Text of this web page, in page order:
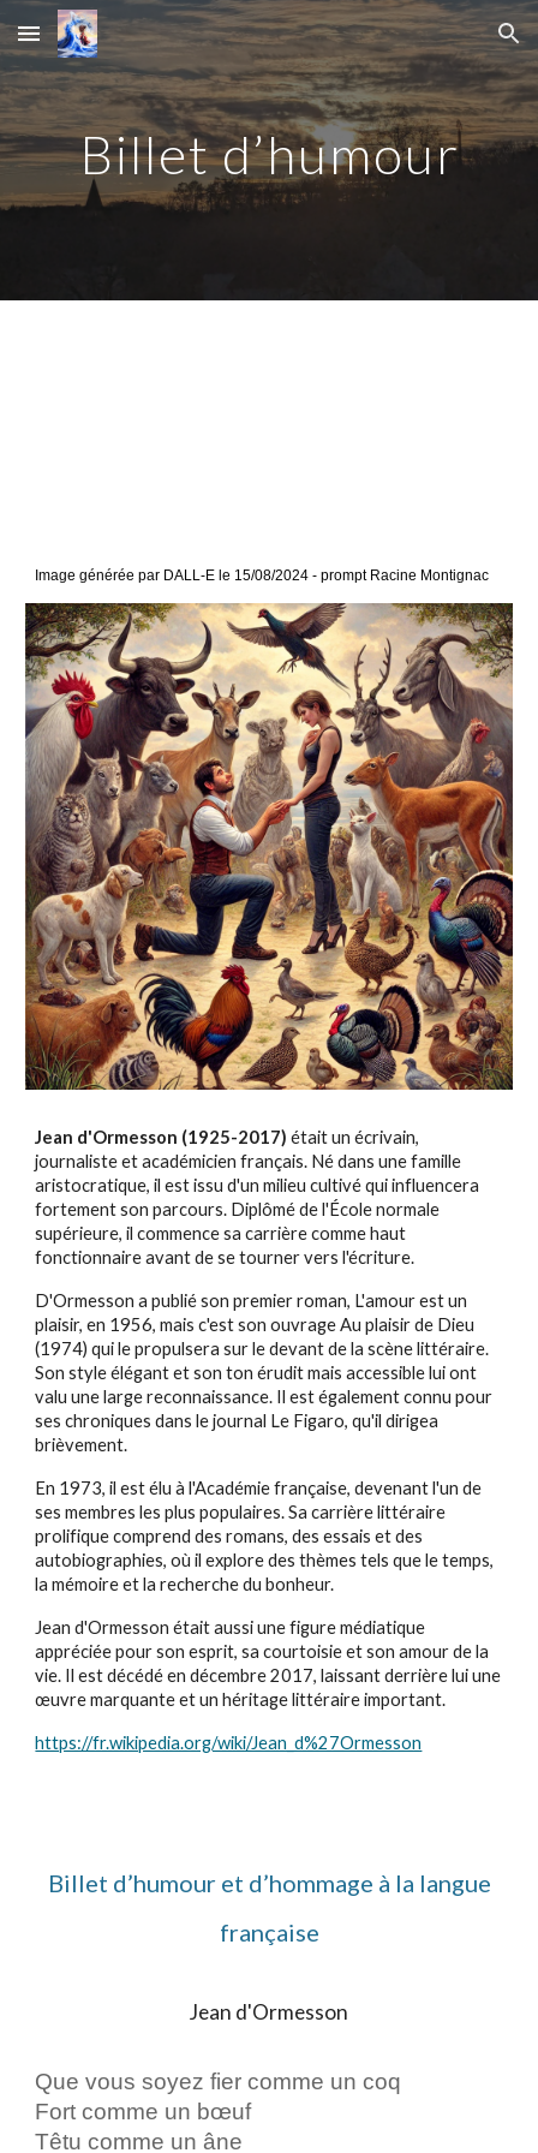
Skip to main content Skip to navigation
Billet d’humour
Image générée par DALL-E le 15/08/2024 - prompt Racine Montignac
Jean d'Ormesson (1925-2017)était un écrivain,
journaliste et académicien français. Né dans une famille
aristocratique, il est issu d'un milieu cultivé qui influencera
fortement son parcours. Diplômé de l'École normale
supérieure, il commence sa carrière comme haut
fonctionnaire avant de se tourner vers l'écriture.
D'Ormesson a publié son premier roman, L'amour est un
plaisir, en 1956, mais c'est son ouvrage Au plaisir de Dieu
(1974) qui le propulsera sur le devant de la scène littéraire.
Son style élégant et son ton érudit mais accessible lui ont
valu une large reconnaissance. Il est également connu pour
ses chroniques dans le journal Le Figaro, qu'il dirigea
brièvement.
En 1973, il est élu à l'Académie française, devenant l'un de
ses membres les plus populaires. Sa carrière littéraire
prolifique comprend des romans, des essais et des
autobiographies, où il explore des thèmes tels que le temps,
la mémoire et la recherche du bonheur.
Jean d'Ormesson était aussi une figure médiatique
appréciée pour son esprit, sa courtoisie et son amour de la
vie. Il est décédé en décembre 2017, laissant derrière lui une
œuvre marquante et un héritage littéraire important.
https://fr.wikipedia.org/wiki/Jean_d%27Ormesson
Billet d’humour et d’hommage à la langue
française
Jean d'Ormesson
Que vous soyez fier comme un coq
Fort comme un bœuf
Têtu comme un âne